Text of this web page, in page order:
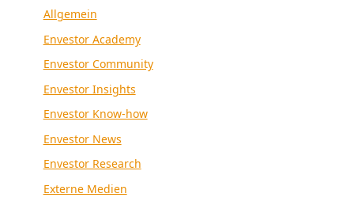
Allgemein
Envestor Academy
Envestor Community
Envestor Insights
Envestor Know-how
Envestor News
Envestor Research
Externe Medien